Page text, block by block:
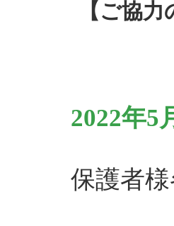
【ご協
2022年5
保護者